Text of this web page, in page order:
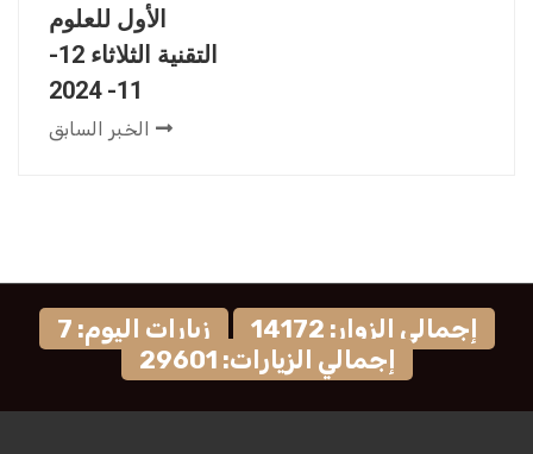
الأول للعلوم
التقنية الثلاثاء 12-
11- 2024
الخبر السابق
إجمالي الزوار: 14172
زيارات اليوم: 7
إجمالي الزيارات: 29601